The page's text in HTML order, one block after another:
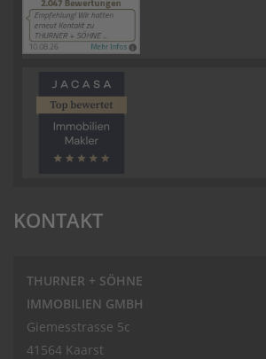
KONTAKT
THURNER + SÖHNE
IMMOBILIEN GMBH
Giemesstrasse 5c
41564 Kaarst